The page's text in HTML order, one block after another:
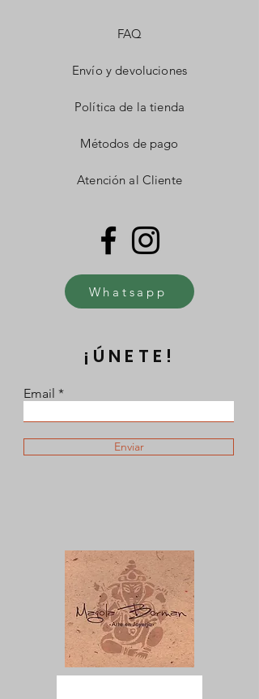
FAQ
Envío y devoluciones
Política de la tienda
Métodos de pago
Atención al Cliente
Whatsapp
¡ÚNETE!
Email
Enviar